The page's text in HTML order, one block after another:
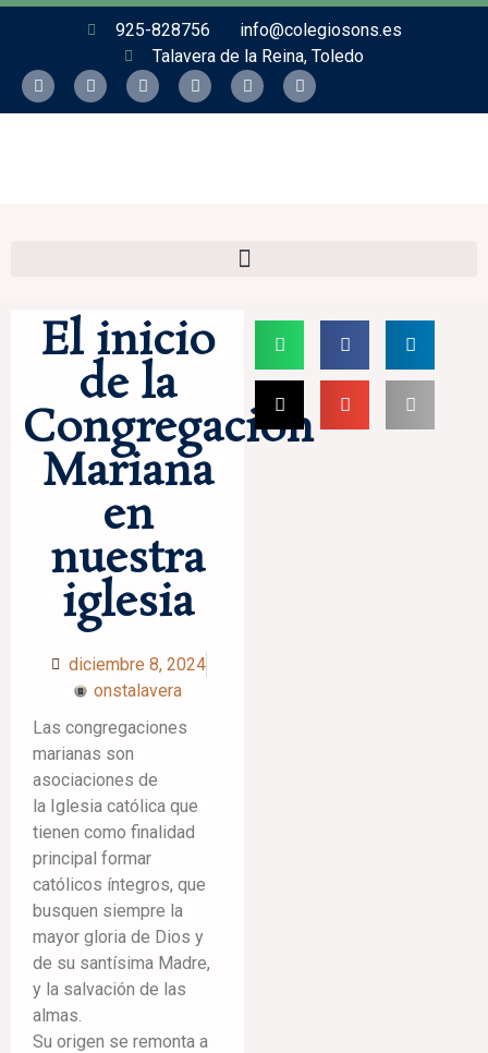
925-828756
info@colegiosons.es
Talavera de la Reina, Toledo
El inicio
de la
Congregación
Mariana
en
nuestra
iglesia
diciembre 8, 2024
onstalavera
Las congregaciones
marianas son
asociaciones de
la Iglesia católica que
tienen como finalidad
principal formar
católicos íntegros, que
busquen siempre la
mayor gloria de Dios y
de su santísima Madre,
y la salvación de las
almas.
Su origen se remonta a